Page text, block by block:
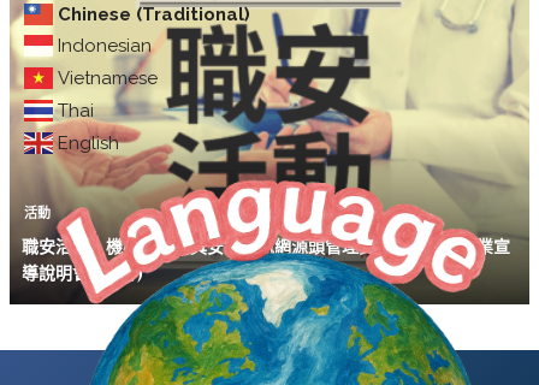
Chinese (Traditional)
Indonesian
Vietnamese
Thai
English
活動
職安活動｜機械設備器具安全資訊網源頭管理資訊系統申辦作業宣
導說明會(10/27)